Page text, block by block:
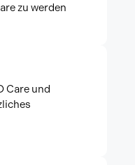
zu werden
Care und